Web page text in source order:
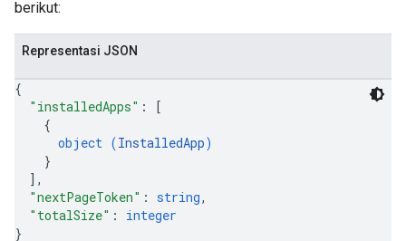
berikut:
Representasi JSON
{
"installedApps" :
[
{
object (InstalledApp)
}
] ,
"nextPageToken" : string,
"totalSize" : integer
}